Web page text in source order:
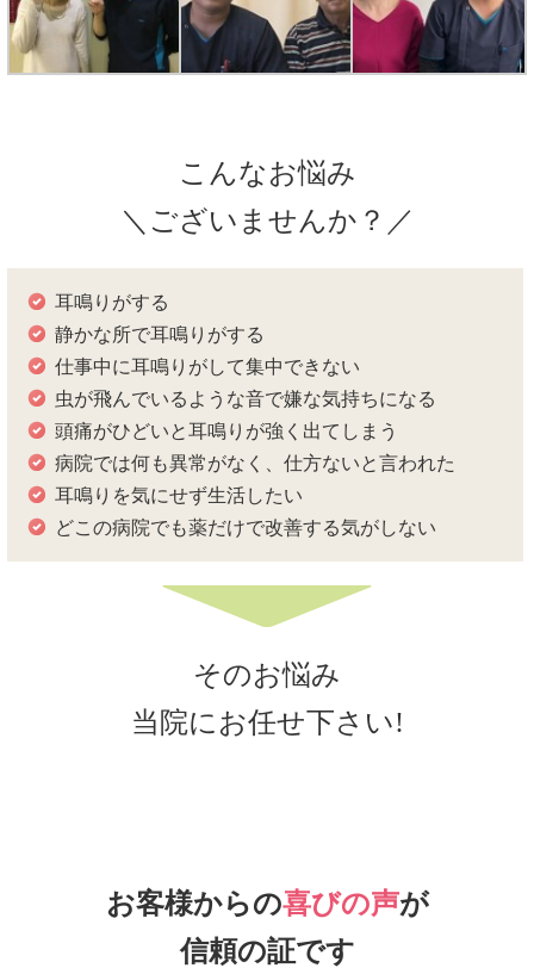
こんなお悩み
＼ございませんか？／
耳鳴りがする
静かな所で耳鳴りがする
仕事中に耳鳴りがして集中できない
虫が飛んでいるような音で嫌な気持ちになる
頭痛がひどいと耳鳴りが強く出てしまう
病院では何も異常がなく、仕方ないと言われた
耳鳴りを気にせず生活したい
どこの病院でも薬だけで改善する気がしない
そのお悩み
当院にお任せ下さい!
お客様からの喜びの声が
信頼の証です